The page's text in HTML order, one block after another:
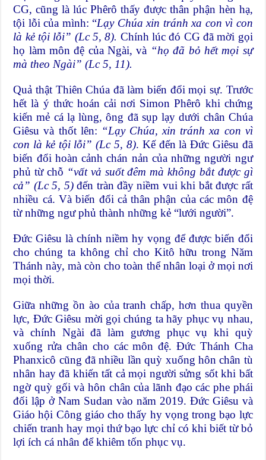
CG, cũng là lúc Phêrô thấy được thân phận hèn hạ,
tội lỗi của mình: “Lạy Chúa xin tránh xa con vì con
là kẻ tội lỗi” (Lc 5, 8). Chính lúc đó CG đã mời gọi
họ làm môn đệ của Ngài, và “họ đã bỏ hết mọi sự
mà theo Ngài” (Lc 5, 11).
Quả thật Thiên Chúa đã làm biến đổi mọi sự. Trước
hết là ý thức hoán cải nơi Simon Phêrô khi chứng
kiến mẻ cá lạ lùng, ông đã sụp lạy dưới chân Chúa
Giêsu và thốt lên: “Lạy Chúa, xin tránh xa con vì
con là kẻ tội lỗi” (Lc 5, 8). Kế đến là Đức Giêsu đã
biến đổi hoàn cảnh chán nản của những người ngư
phủ từ chỗ “vất vả suốt đêm mà không bắt được gì
cả” (Lc 5, 5)đến tràn đầy niềm vui khi bắt được rất
nhiều cá. Và biến đổi cả thân phận của các môn đệ
từ những ngư phủ thành những kẻ “lưới người”.
Đức Giêsu là chính niềm hy vọng để được biến đổi
cho chúng ta không chỉ cho Kitô hữu trong Năm
Thánh này, mà còn cho toàn thể nhân loại ở mọi nơi
mọi thời.
Giữa những ồn ào của tranh chấp, hơn thua quyền
lực, Đức Giêsu mời gọi chúng ta hãy phục vụ nhau,
và chính Ngài đã làm gương phục vụ khi quỳ
xuống rửa chân cho các môn đệ. Đức Thánh Cha
Phanxicô cũng đã nhiều lần quỳ xuống hôn chân tù
nhân hay đã khiến tất cả mọi người sửng sốt khi bất
ngờ quỳ gối và hôn chân của lãnh đạo các phe phái
đối lập ở Nam Sudan vào năm 2019. Đức Giêsu và
Giáo hội Công giáo cho thấy hy vọng trong bạo lực
chiến tranh hay mọi thứ bạo lực chỉ có khi biết từ bỏ
lợi ích cá nhân để khiêm tốn phục vụ.